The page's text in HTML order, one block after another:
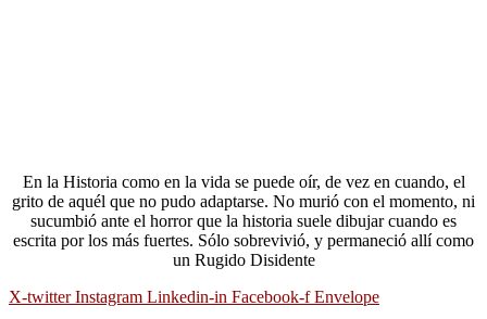
En la Historia como en la vida se puede oír, de vez en cuando, el
grito de aquél que no pudo adaptarse. No murió con el momento, ni
sucumbió ante el horror que la historia suele dibujar cuando es
escrita por los más fuertes. Sólo sobrevivió, y permaneció allí como
un Rugido Disidente
X-twitter Instagram Linkedin-in Facebook-f Envelope